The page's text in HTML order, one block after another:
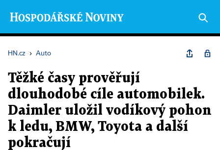
HN.cz › Auto
Těžké časy prověřují
dlouhodobé cíle automobilek.
Daimler uložil vodíkový pohon
k ledu, BMW, Toyota a další
pokračují